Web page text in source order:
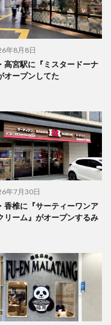
年8月8日
高宮駅に『ミスタードーナ
オープンしてた
年7月30日
香椎に『サーティーワンア
リーム』がオープンするみ